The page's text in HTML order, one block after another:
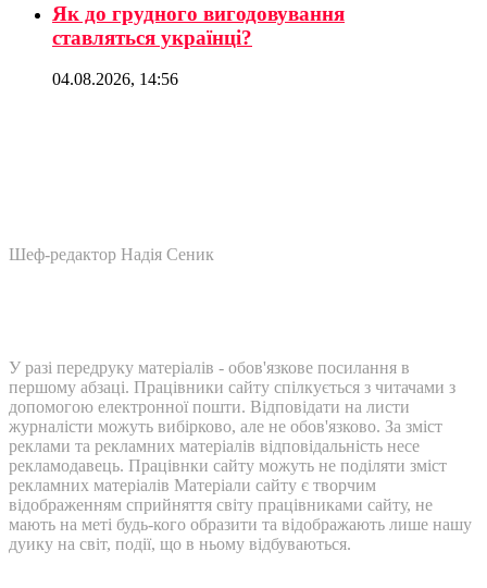
Як до грудного вигодовування
ставляться українці?
04.08.2026, 14:56
Шеф-редактор Надія Сеник
У разі передруку матеріалів - обов'язкове посилання в
першому абзаці. Працівники сайту спілкується з читачами з
допомогою електронної пошти. Відповідати на листи
журналісти можуть вибірково, але не обов'язково. За зміст
реклами та рекламних матеріалів відповідальність несе
рекламодавець. Працівнки сайту можуть не поділяти зміст
рекламних матеріалів Матеріали сайту є творчим
відображенням сприйняття світу працівниками сайту, не
мають на меті будь-кого образити та відображають лише нашу
дуику на світ, події, що в ньому відбуваються.